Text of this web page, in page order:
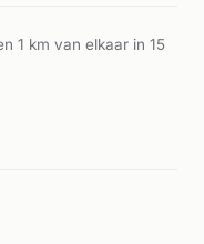
1 km van elkaar in 15